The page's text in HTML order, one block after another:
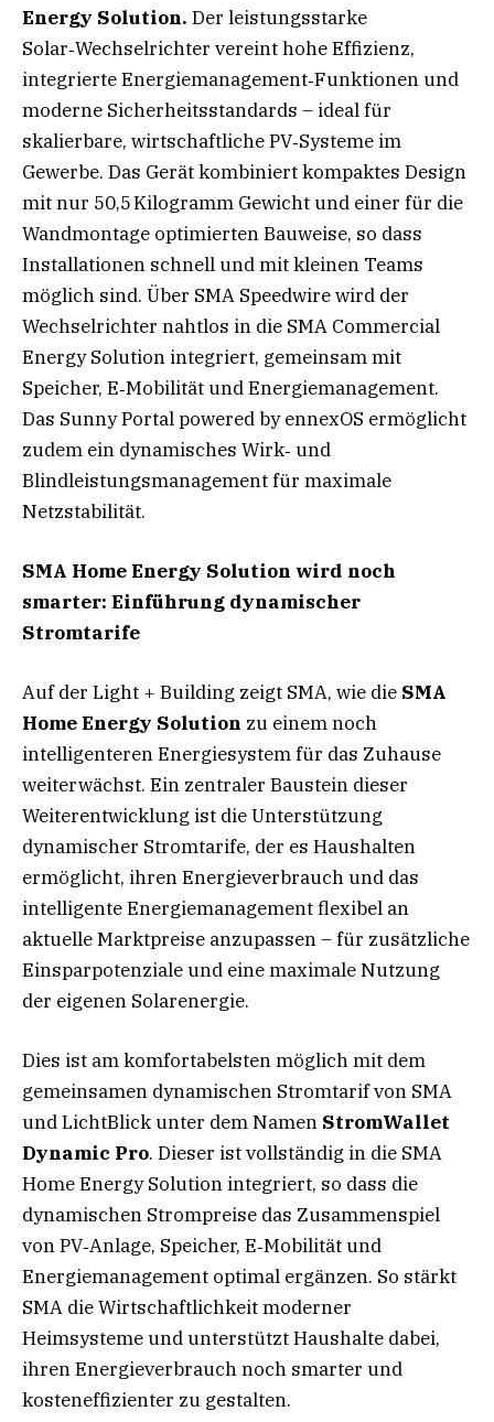
Energy Solution. Der leistungsstarke
Solar‑Wechselrichter vereint hohe Effizienz,
integrierte Energiemanagement‑Funktionen und
moderne Sicherheitsstandards – ideal für
skalierbare, wirtschaftliche PV‑Systeme im
Gewerbe. Das Gerät kombiniert kompaktes Design
mit nur 50,5 Kilogramm Gewicht und einer für die
Wandmontage optimierten Bauweise, so dass
Installationen schnell und mit kleinen Teams
möglich sind. Über SMA Speedwire wird der
Wechselrichter nahtlos in die SMA Commercial
Energy Solution integriert, gemeinsam mit
Speicher, E‑Mobilität und Energiemanagement.
Das Sunny Portal powered by ennexOS ermöglicht
zudem ein dynamisches Wirk‑ und
Blindleistungsmanagement für maximale
Netzstabilität.
SMA Home Energy Solution wird noch
smarter: Einführung dynamischer
Stromtarife
Auf der Light + Building zeigt SMA, wie die SMA
Home Energy Solution zu einem noch
intelligenteren Energiesystem für das Zuhause
weiterwächst. Ein zentraler Baustein dieser
Weiterentwicklung ist die Unterstützung
dynamischer Stromtarife, der es Haushalten
ermöglicht, ihren Energieverbrauch und das
intelligente Energiemanagement flexibel an
aktuelle Marktpreise anzupassen – für zusätzliche
Einsparpotenziale und eine maximale Nutzung
der eigenen Solarenergie.
Dies ist am komfortabelsten möglich mit dem
gemeinsamen dynamischen Stromtarif von SMA
und LichtBlick unter dem Namen StromWallet
Dynamic Pro. Dieser ist vollständig in die SMA
Home Energy Solution integriert, so dass die
dynamischen Strompreise das Zusammenspiel
von PV‑Anlage, Speicher, E‑Mobilität und
Energiemanagement optimal ergänzen. So stärkt
SMA die Wirtschaftlichkeit moderner
Heimsysteme und unterstützt Haushalte dabei,
ihren Energieverbrauch noch smarter und
kosteneffizienter zu gestalten.